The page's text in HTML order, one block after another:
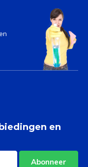
en
Abonneer